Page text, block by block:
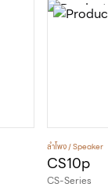
ลำโพง / Speaker
CS10p
CS-Series